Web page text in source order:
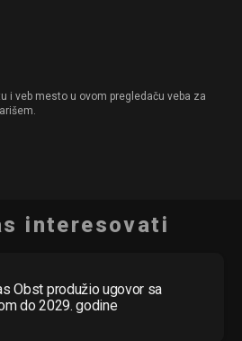
i veb mesto u ovom pregledaču veba za
interesovati
Obst produžio ugovor sa
do 2029. godine